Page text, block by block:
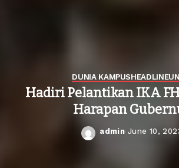
DUNIA KAMPUSHEADLINE
Hadiri Pelantikan IKA
Harapan
Posted
admin June 10,